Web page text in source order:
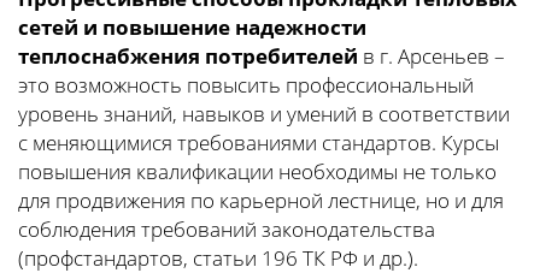
сетей и повышение надежности
теплоснабжения потребителей в г. Арсеньев –
это возможность повысить профессиональный
уровень знаний, навыков и умений в соответствии
с меняющимися требованиями стандартов. Курсы
повышения квалификации необходимы не только
для продвижения по карьерной лестнице, но и для
соблюдения требований законодательства
(профстандартов, статьи 196 ТК РФ и др.).